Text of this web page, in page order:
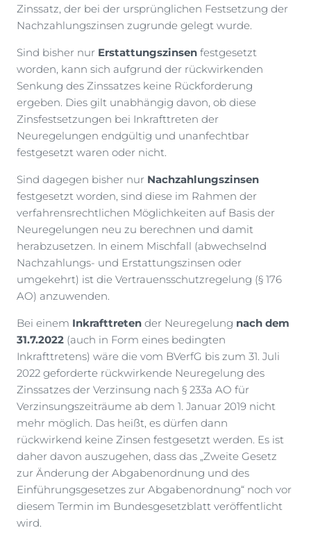
Zinssatz, der bei der ursprünglichen Festsetzung der
Nachzahlungszinsen zugrunde gelegt wurde.
Sind bisher nur Erstattungszinsen festgesetzt
worden, kann sich aufgrund der rückwirkenden
Senkung des Zinssatzes keine Rückforderung
ergeben. Dies gilt unabhängig davon, ob diese
Zinsfestsetzungen bei Inkrafttreten der
Neuregelungen endgültig und unanfechtbar
festgesetzt waren oder nicht.
Sind dagegen bisher nur Nachzahlungszinsen
festgesetzt worden, sind diese im Rahmen der
verfahrensrechtlichen Möglichkeiten auf Basis der
Neuregelungen neu zu berechnen und damit
herabzusetzen. In einem Mischfall (abwechselnd
Nachzahlungs- und Erstattungszinsen oder
umgekehrt) ist die Vertrauensschutzregelung (§ 176
AO) anzuwenden.
Bei einem Inkrafttreten der Neuregelung nach dem
31.7.2022 (auch in Form eines bedingten
Inkrafttretens) wäre die vom BVerfG bis zum 31. Juli
2022 geforderte rückwirkende Neuregelung des
Zinssatzes der Verzinsung nach § 233a AO für
Verzinsungszeiträume ab dem 1. Januar 2019 nicht
mehr möglich. Das heißt, es dürfen dann
rückwirkend keine Zinsen festgesetzt werden. Es ist
daher davon auszugehen, dass das „Zweite Gesetz
zur Änderung der Abgabenordnung und des
Einführungsgesetzes zur Abgabenordnung“ noch vor
diesem Termin im Bundesgesetzblatt veröffentlicht
wird.